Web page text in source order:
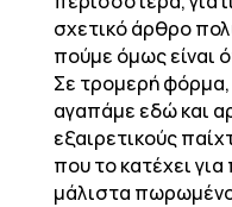
σχετικό άρθρο
πούμε όμως είναι
Σε τρομερή
αγαπάμε εδώ και
εξαιρετικούς
που το κατέχει
μάλιστα